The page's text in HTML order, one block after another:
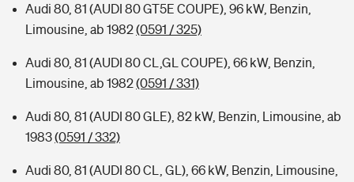
Audi 80, 81 (AUDI 80 GT5E COUPE), 96 kW, Benzin,
Limousine, ab 1982(0591 / 325)
Audi 80, 81 (AUDI 80 CL,GL COUPE), 66 kW, Benzin,
Limousine, ab 1982(0591 / 331)
Audi 80, 81 (AUDI 80 GLE), 82 kW, Benzin, Limousine, ab
1983(0591 / 332)
Audi 80, 81 (AUDI 80 CL, GL), 66 kW, Benzin, Limousine,